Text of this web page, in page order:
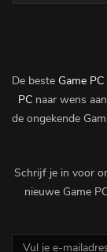
De beste Game
PC naar wens
de ongekende
Schrijf je in voor
nieuwe Game